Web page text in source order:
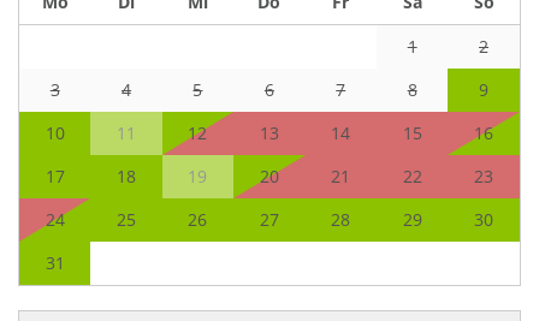
1
2
3
4 5 6 7 8
9
10
11 12 13 14 15
16
17
18 19 20 21 22
23
24
25 26 27 28 29
30
31